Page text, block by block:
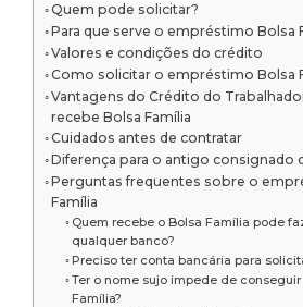
Quem pode solicitar?
Para que serve o empréstimo Bolsa
Valores e condições do crédito
Como solicitar o empréstimo Bolsa
Vantagens do Crédito do
recebe Bolsa Família
Cuidados antes de contratar
Diferença para o antigo consignado
Perguntas frequentes sobre o
Família
Quem recebe o Bolsa Família pode
qualquer banco?
Preciso ter conta bancária para
Ter o nome sujo impede de
Família?